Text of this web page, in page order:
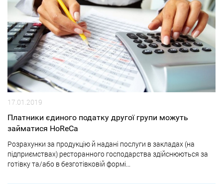
17.01.2019
Платники єдиного податку другої групи можуть
займатися HoReCa
Розрахунки за продукцію й надані послуги в закладах (на
підприємствах) ресторанного господарства здійснюються за
готівку та/або в безготівковій формі...